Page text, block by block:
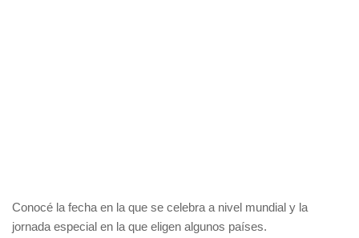
Conocé la fecha en la que se celebra a nivel mundial y la
jornada especial en la que eligen algunos países.